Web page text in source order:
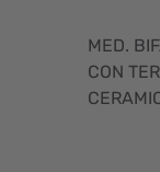
MED.
CON